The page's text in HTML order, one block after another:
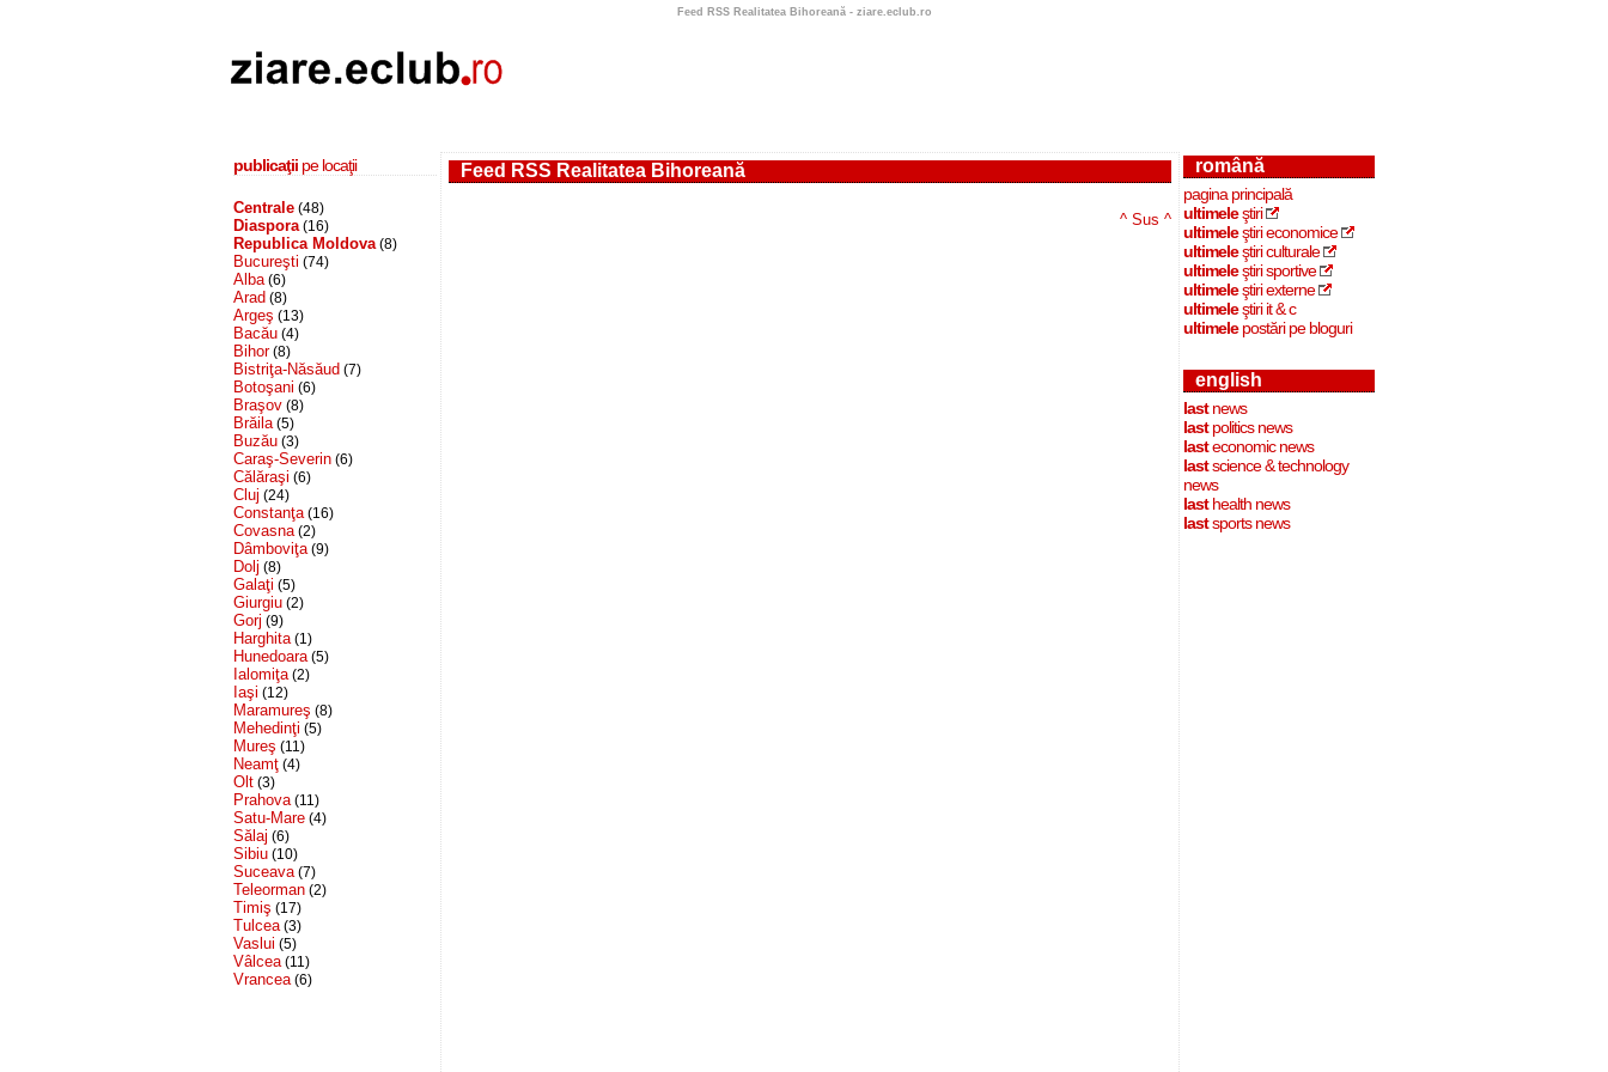
Feed RSS Realitatea Bihoreană - ziare.eclub.ro
publicaţii pe locaţii
Centrale (48)
Diaspora (16)
Republica Moldova (8)
Bucureşti (74)
Alba (6)
Arad (8)
Argeş (13)
Bacău (4)
Bihor(8)
Bistriţa-Năsăud (7)
Botoşani (6)
Braşov (8)
Brăila (5)
Buzău (3)
Caraş-Severin (6)
Călăraşi (6)
Cluj (24)
Constanţa (16)
Covasna (2)
Dâmboviţa (9)
Dolj (8)
Galaţi (5)
Giurgiu (2)
Gorj (9)
Harghita (1)
Hunedoara (5)
Ialomiţa (2)
Iaşi (12)
Maramureş (8)
Mehedinţi (5)
Mureş (11)
Neamţ (4)
Olt (3)
Prahova (11)
Satu-Mare (4)
Sălaj (6)
Sibiu (10)
Suceava (7)
Teleorman (2)
Timiş (17)
Tulcea (3)
Vaslui (5)
Vâlcea (11)
Vrancea (6)
Feed RSS Realitatea Bihoreană
^ Sus ^
română
pagina principală
ultimeleştiri
ultimeleştiri economice
ultimeleştiri culturale
ultimeleştiri sportive
ultimeleştiri externe
ultimeleştiri it & c
ultimelepostări pe bloguri
english
lastnews
lastpolitics news
lasteconomic news
lastscience & technology
news
lasthealth news
lastsports news